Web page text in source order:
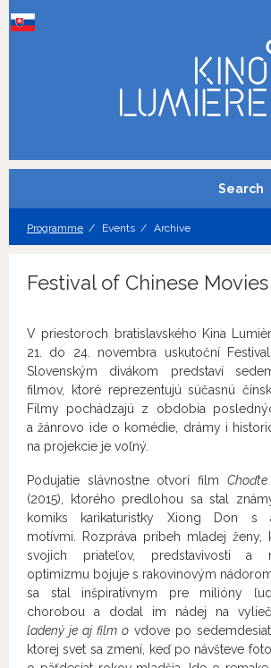
Search
Programme Events Archive
Festival of Chinese Movies
V priestoroch bratislavského Kina
21. do 24. novembra uskutoční
Slovenským divákom predstaví
filmov, ktoré reprezentujú súčasnú
Filmy pochádzajú z obdobia
a žánrovo ide o komédie, drámy i
na projekcie je voľný.
Podujatie slávnostne otvorí film
(2015), ktorého predlohou sa stal
komiks karikaturistky Xiong Don s
motívmi. Rozpráva príbeh mladej
svojich priateľov, predstavivosti a
optimizmu bojuje s rakovinovým
sa stal inšpiratívnym pre milióny
chorobou a dodal im nádej na
ladený je aj film o vdove po
ktorej svet sa zmení, keď po návšteve